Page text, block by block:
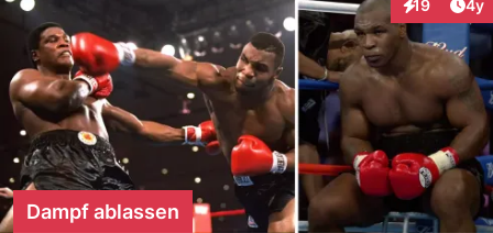
19 4y
Dampf ablassen